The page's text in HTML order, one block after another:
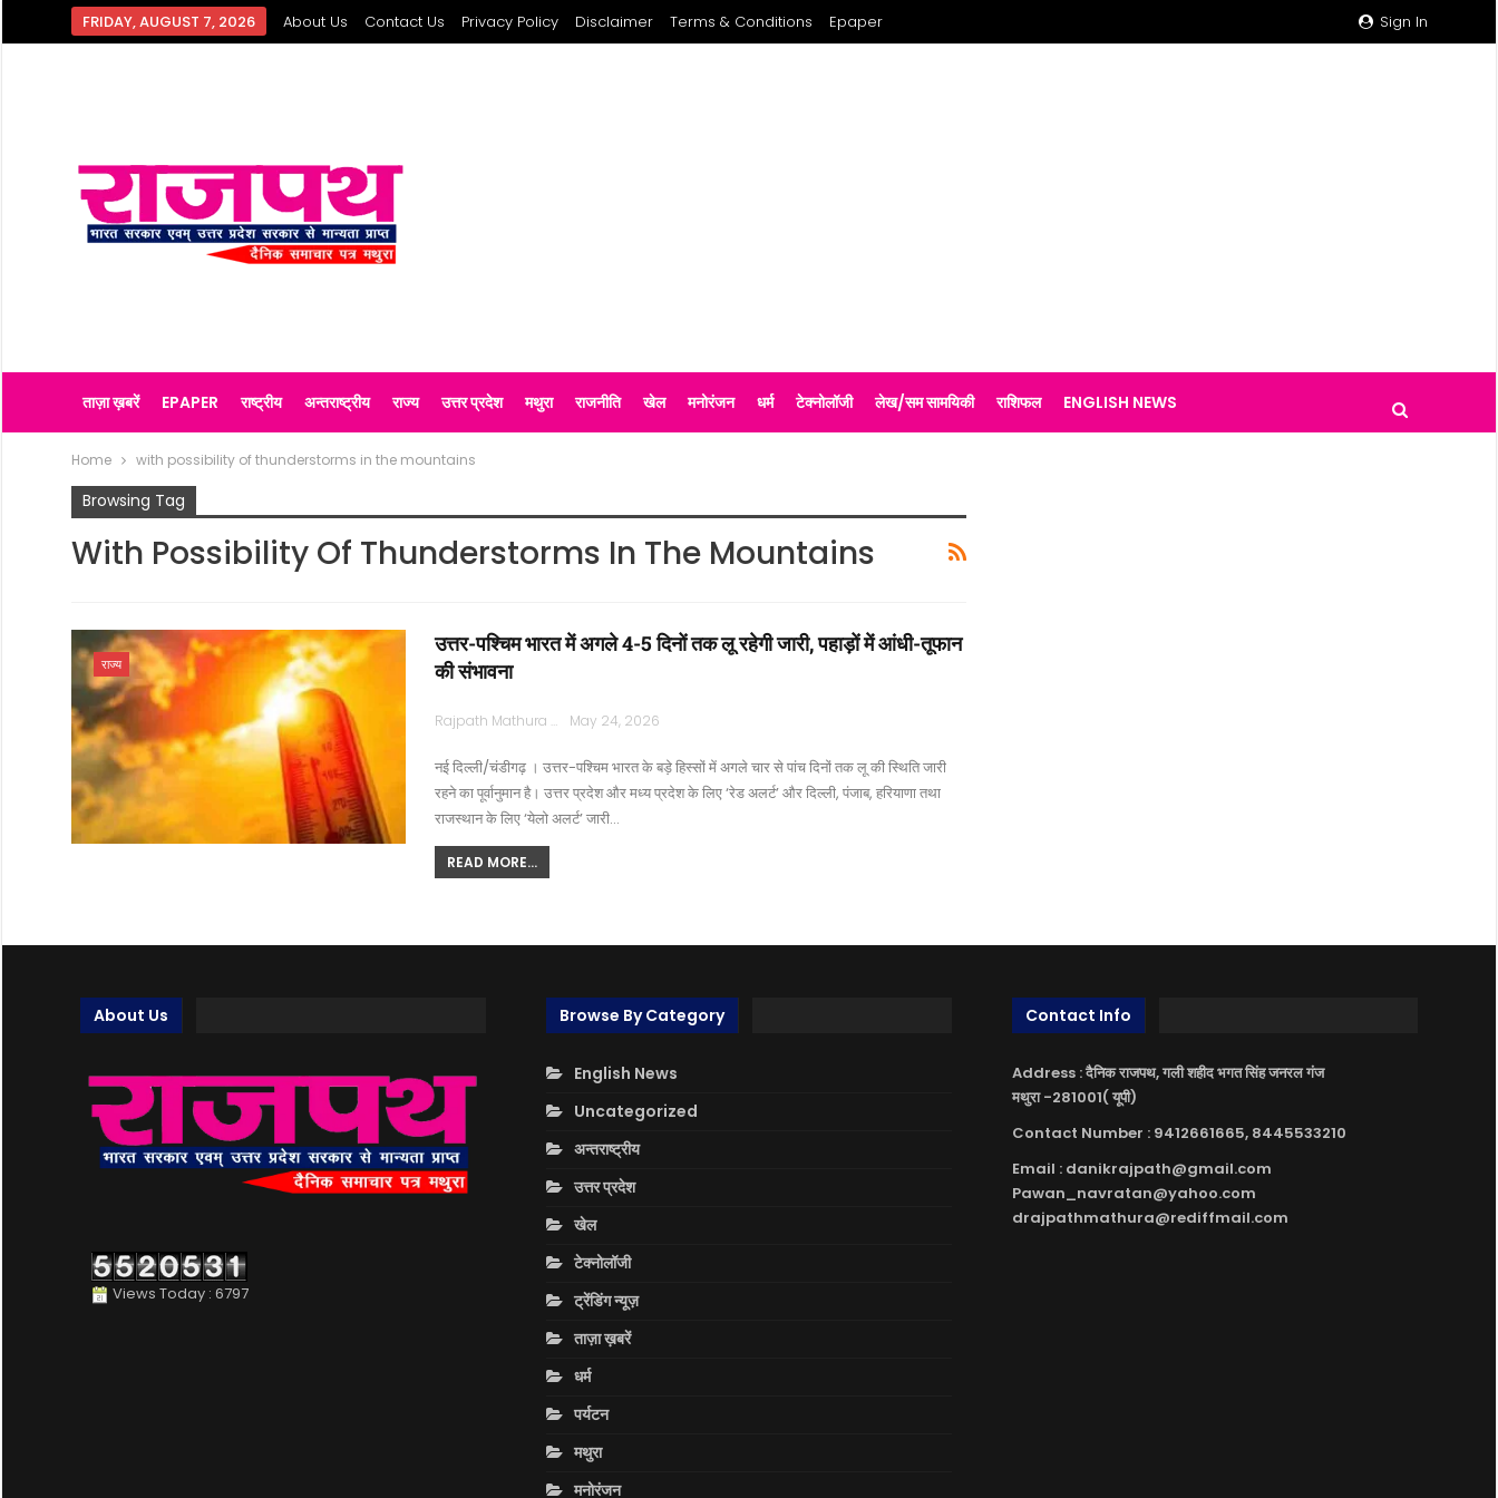
Sign In
FRIDAY, AUGUST 7, 2026 About Us Contact Us Privacy Policy Disclaimer Terms & Conditions Epaper
ताज़ा ख़बरें EPAPER राष्ट्रीय अन्तराष्ट्रीय राज्य उत्तर प्रदेश मथुरा राजनीति खेल मनोरंजन धर्म टेक्नोलॉजी लेख/सम सामयिकी राशिफल ENGLISH NEWS
Home with possibility of thunderstorms in the mountains
Browsing Tag
With Possibility Of Thunderstorms In The Mountains
राज्य
उत्तर-पश्चिम भारत में अगले 4-5 दिनों तक लू रहेगी जारी, पहाड़ों में आंधी-तूफान
की संभावना
Rajpath Mathura May 24, 2026
नई दिल्ली/चंडीगढ़ । उत्तर-पश्चिम भारत के बड़े हिस्सों में अगले चार से पांच दिनों तक लू की स्थिति जारी
रहने का पूर्वानुमान है। उत्तर प्रदेश और मध्य प्रदेश के लिए ‘रेड अलर्ट’ और दिल्ली, पंजाब, हरियाणा तथा
राजस्थान के लिए ‘येलो अलर्ट’ जारी…
READ MORE...
About Us
Views Today : 6797
Browse By Category
English News
Uncategorized
अन्तराष्ट्रीय
उत्तर प्रदेश
खेल
टेक्नोलॉजी
ट्रेंडिंग न्यूज़
ताज़ा ख़बरें
धर्म
पर्यटन
मथुरा
मनोरंजन
Contact Info
Address : दैनिक राजपथ, गली शहीद भगत सिंह जनरल गंज
मथुरा -281001( यूपी)
Contact Number : 9412661665, 8445533210
Email : danikrajpath@gmail.com
Pawan_navratan@yahoo.com
drajpathmathura@rediffmail.com